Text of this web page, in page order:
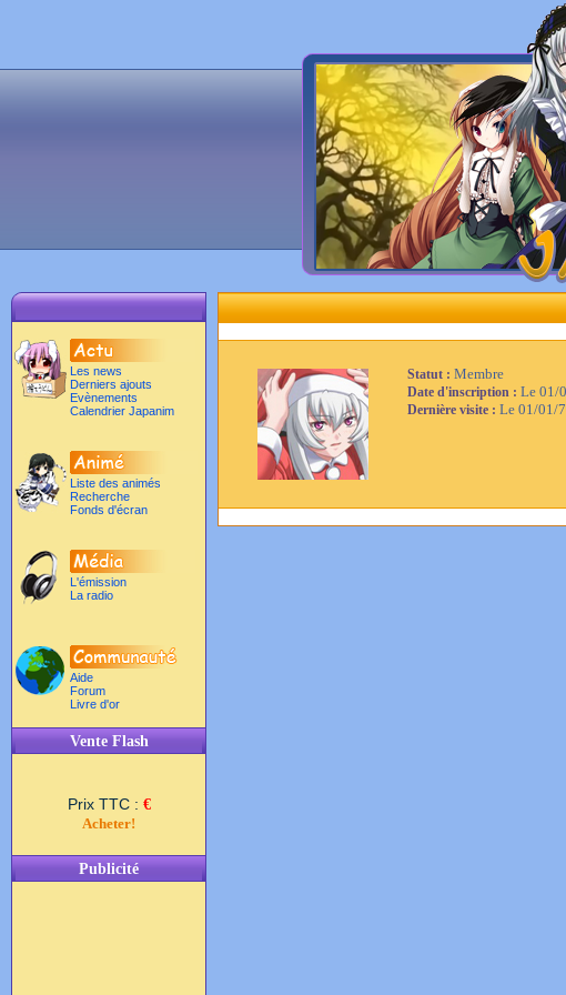
Les news
Derniers ajouts
Evènements
Calendrier Japanim
Liste des animés
Recherche
Fonds d'écran
L'émission
La radio
Aide
Forum
Livre d'or
Vente Flash
Prix TTC : €
Acheter!
Publicité
Statut : Membre
Date d'inscription : Le 01/
Dernière visite : Le 01/01/